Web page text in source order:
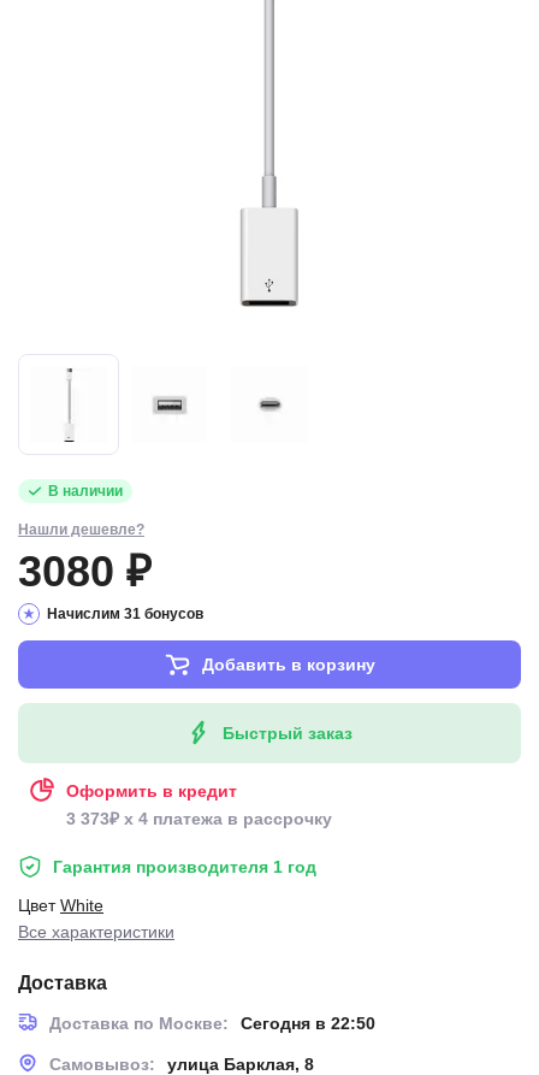
Гарантия производителя 1 год
ЦветWhite
Все характеристики
Доставка
Доставка по Москве: Сегодня в 22:50
Самовывоз:
улица Барклая, 8
В наличии
Нашли дешевле?
3080 ₽
Начислим 31 бонусов
Добавить в корзину
Быстрый заказ
Оформить в кредит
3 373₽ x 4 платежа в рассрочку